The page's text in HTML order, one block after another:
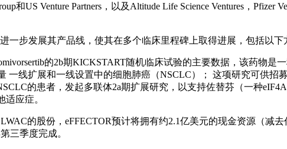
和US Venture Partners，以及Altitude Life Science Ventures，Pfizer
一步发展其产品线，使其在多个临床里程碑上取得进展，包括以下
的2b期KICKSTART随机临床试验的主要数据，该药物
一线扩展和一线设置中的细胞肺癌（NSCLC）； 这项研究可供招募
的患者，发起多联体2a期扩展研究，以支持佐替芬（一种
适应症。
的股份，eFFECTOR预计将拥有约2.1亿美元的现金资源（减
三季度完成。